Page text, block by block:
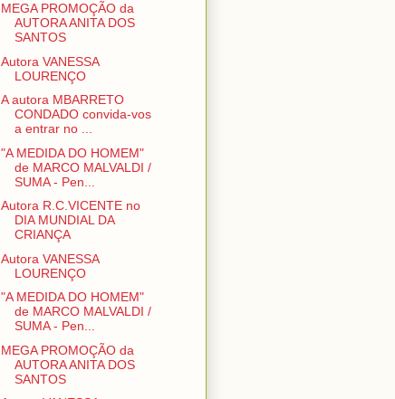
MEGA PROMOÇÃO da
AUTORA ANITA DOS
SANTOS
Autora VANESSA
LOURENÇO
A autora MBARRETO
CONDADO convida-vos
a entrar no ...
"A MEDIDA DO HOMEM"
de MARCO MALVALDI /
SUMA - Pen...
Autora R.C.VICENTE no
DIA MUNDIAL DA
CRIANÇA
Autora VANESSA
LOURENÇO
"A MEDIDA DO HOMEM"
de MARCO MALVALDI /
SUMA - Pen...
MEGA PROMOÇÃO da
AUTORA ANITA DOS
SANTOS